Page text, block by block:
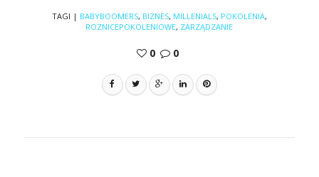
TAGI | BABYBOOMERS, BIZNES, MILLENIALS, POKOLENIA,
ROZNICEPOKOLENIOWE, ZARZĄDZANIE
0 0